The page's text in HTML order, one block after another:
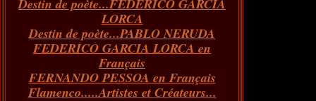
Destin de poète...FEDERICO GARCIA
LORCA
Destin de poète...PABLO NERUDA
FEDERICO GARCIA LORCA en
Français
FERNANDO PESSOA en Français
Flamenco.....Artistes et Créateurs...